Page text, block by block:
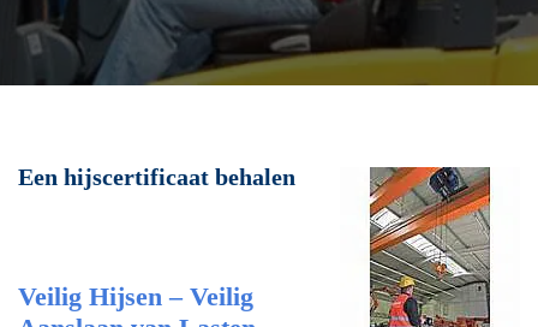
Een hijscertificaat behalen
Veilig Hijsen – Veilig